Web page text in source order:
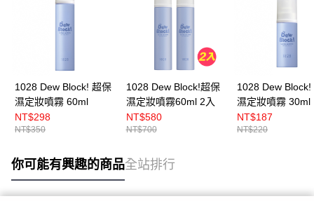
1028 Dew Block! 超保
濕定妝噴霧 60ml
NT$298
NT$350
1028 Dew Block!超保
濕定妝噴霧60ml 2入
NT$580
NT$700
1028 Dew Block!
濕定妝噴霧 30ml
NT$187
NT$220
你可能有興趣的商品全站排行